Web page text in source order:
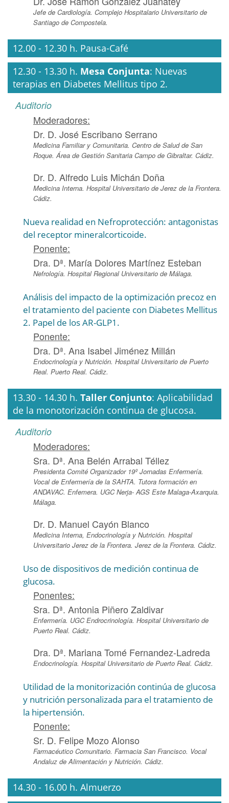
Jefe de Cardiología. Complejo Hospitalario Universitario de
Santiago de Compostela.
12.00 - 12.30 h. Pausa-Café
12.30 - 13.30 h. Mesa Conjunta: Nuevas
terapias en Diabetes Mellitus tipo 2.
Auditorio
Moderadores:
Dr. D. José Escribano Serrano
Medicina Familiar y Comunitaria. Centro de Salud de San
Roque. Área de Gestión Sanitaria Campo de Gibraltar. Cádiz.
Dr. D. Alfredo Luis Michán Doña
Medicina Interna. Hospital Universitario de Jerez de la Frontera.
Cádiz.
Nueva realidad en Nefroprotección: antagonistas
del receptor mineralcorticoide.
Ponente:
Dra. Dª. María Dolores Martínez Esteban
Nefrología. Hospital Regional Universitario de Málaga.
Análisis del impacto de la optimización precoz en
el tratamiento del paciente con Diabetes Mellitus
2. Papel de los AR-GLP1.
Ponente:
Dra. Dª. Ana Isabel Jiménez Millán
Endocrinología y Nutrición. Hospital Universitario de Puerto
Real. Puerto Real. Cádiz.
13.30 - 14.30 h. Taller Conjunto: Aplicabilidad
de la monotorización continua de glucosa.
Auditorio
Moderadores:
Sra. Dª. Ana Belén Arrabal Téllez
Presidenta Comité Organizador 19º Jornadas Enfermería.
Vocal de Enfermería de la SAHTA. Tutora formación en
ANDAVAC. Enfemera. UGC Nerja- AGS Este Malaga-Axarquia.
Málaga.
Dr. D. Manuel Cayón Blanco
Medicina Interna, Endocrinología y Nutrición. Hospital
Universitario Jerez de la Frontera. Jerez de la Frontera. Cádiz.
Uso de dispositivos de medición continua de
glucosa.
Ponentes:
Sra. Dª. Antonia Piñero Zaldivar
Enfermería. UGC Endrocrinología. Hospital Universitario de
Puerto Real. Cádiz.
Dra. Dª. Mariana Tomé Fernandez-Ladreda
Endocrinología. Hospital Universitario de Puerto Real. Cádiz.
Utilidad de la monitorización continúa de glucosa
y nutrición personalizada para el tratamiento de
la hipertensión.
Ponente:
Sr. D. Felipe Mozo Alonso
Farmacéutico Comunitario. Farmacia San Francisco. Vocal
Andaluz de Alimentación y Nutrición. Cádiz.
14.30 - 16.00 h. Almuerzo